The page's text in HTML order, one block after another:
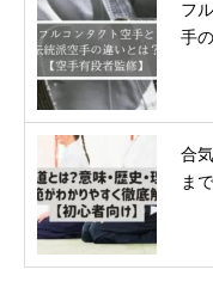
フ
手
合
ま